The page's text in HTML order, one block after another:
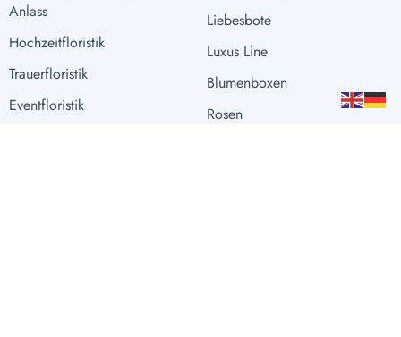
Anlass
Hochzeitfloristik
Trauerfloristik
Eventfloristik
Liebesbote
Luxus Line
Blumenboxen
Rosen